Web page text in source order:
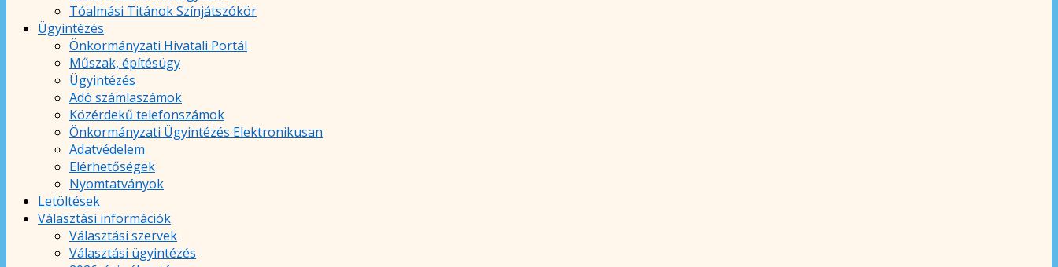
Tóalmási Titánok Színjátszókör
Ügyintézés
Önkormányzati Hivatali Portál
Műszak, építésügy
Ügyintézés
Adó számlaszámok
Közérdekű telefonszámok
Önkormányzati Ügyintézés Elektronikusan
Adatvédelem
Elérhetőségek
Nyomtatványok
Letöltések
Választási információk
Választási szervek
Választási ügyintézés